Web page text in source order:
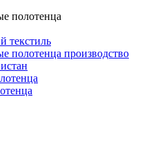
полотенца
текстиль
полотенца производство